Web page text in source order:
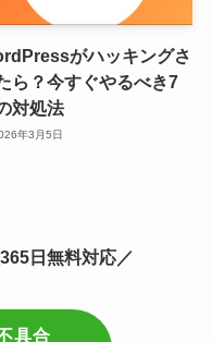
がハッキングさ
ら？今すぐやるべき7
対処法
年3月5日
日無料対応／
具合